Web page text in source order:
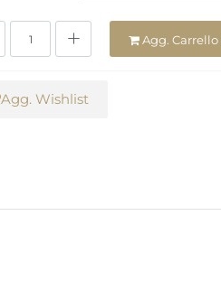
Agg. Carrello
Agg. Wishlist